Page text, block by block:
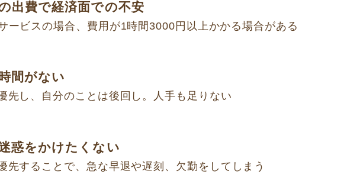
ービスの場合、費用が1時間3000円以上かかる場合がある
出費で経済面での不安
先し、自分のことは後回し。人手も足りない
間がない
先することで、急な早退や遅刻、欠勤をしてしまう
惑をかけたくない